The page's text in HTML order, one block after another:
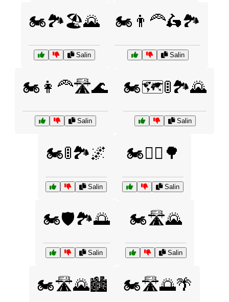
🏍️🏞️🏖️🌄
Salin
🏍️👨‍🦰🛵🏞️
Salin
🏍️👩‍🦰🛣️🌊
Salin
🏍️🗺️🚦🏞️🌄
Salin
🏍️🚦🏞️🌌
Salin
🏍️🚴‍♂️🌳
Salin
🏍️🛡️🏞️🌅
Salin
🏍️🛣️🌄
Salin
🏍️🛣️🌄🏙️ 🏍️🛣️🌅🌴